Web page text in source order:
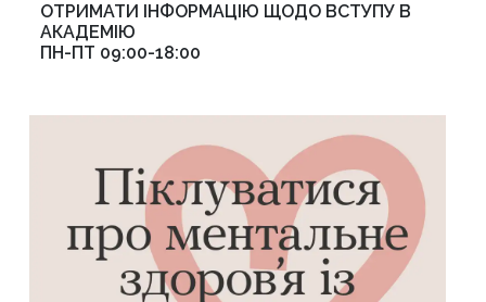
ОТРИМАТИ ІНФОРМАЦІЮ ЩОДО ВСТУПУ В
АКАДЕМІЮ
ПН-ПТ 09:00-18:00